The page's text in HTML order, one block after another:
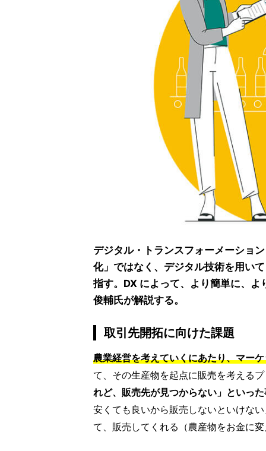
デジタル・トランスフォーメーショ
化」ではなく、デジタル技術を用い
指す。DX によって、より簡単に、
俊輔氏が解説する。
取引先開拓に向けた課題
農業経営を考えていくにあたり、マー
て、その生産物を起点に販売を考える
れど、販売先が見つからない」といっ
安くても良いから販売しないといけな
て、販売してくれる（農産物をお金に